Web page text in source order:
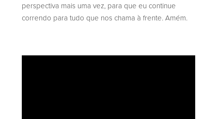
perspectiva mais uma vez, para que eu continue
correndo para tudo que nos chama à frente. Amém.